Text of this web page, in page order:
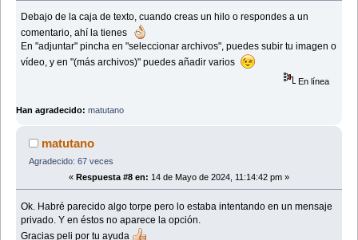
Debajo de la caja de texto, cuando creas un hilo o respondes a un
comentario, ahí la tienes
En "adjuntar" pincha en "seleccionar archivos", puedes subir tu imagen o
vídeo, y en "(más archivos)" puedes añadir varios
En línea
Han agradecido: matutano
matutano
Agradecido: 67 veces
« Respuesta #8 en: 14 de Mayo de 2024, 11:14:42 pm »
Ok. Habré parecido algo torpe pero lo estaba intentando en un mensaje
privado. Y en éstos no aparece la opción.
Gracias peli por tu ayuda